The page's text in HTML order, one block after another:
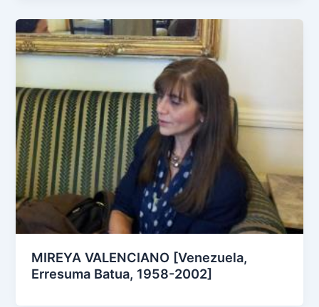
MIREYA VALENCIANO [Venezuela,
Erresuma Batua, 1958-2002]